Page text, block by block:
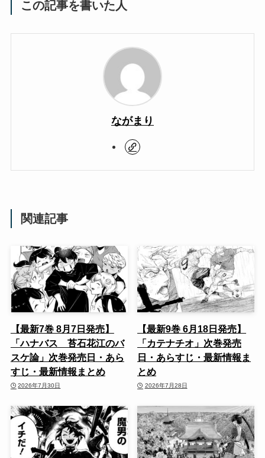
この記事を書いた人
ながまり
関連記事
【最新7巻 8月7日発売】
「ハナバス 苔石花江のバ
スケ論」次巻発売日・あら
すじ・最新情報まとめ
2026年7月30日
【最新9巻 6月18日発売】
「カテナチオ」次巻発売
日・あらすじ・最新情報ま
とめ
2026年7月28日